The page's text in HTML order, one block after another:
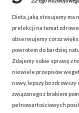
Dieta, jaką stosujemy ma
prelekcji na temat
obserwujemy coraz
powrotem do bardziej
Zdajemy sobie sprawę z
niewiele przepisów
nowy, lepszy bo
związanego z brakiem
pełnowartościowych